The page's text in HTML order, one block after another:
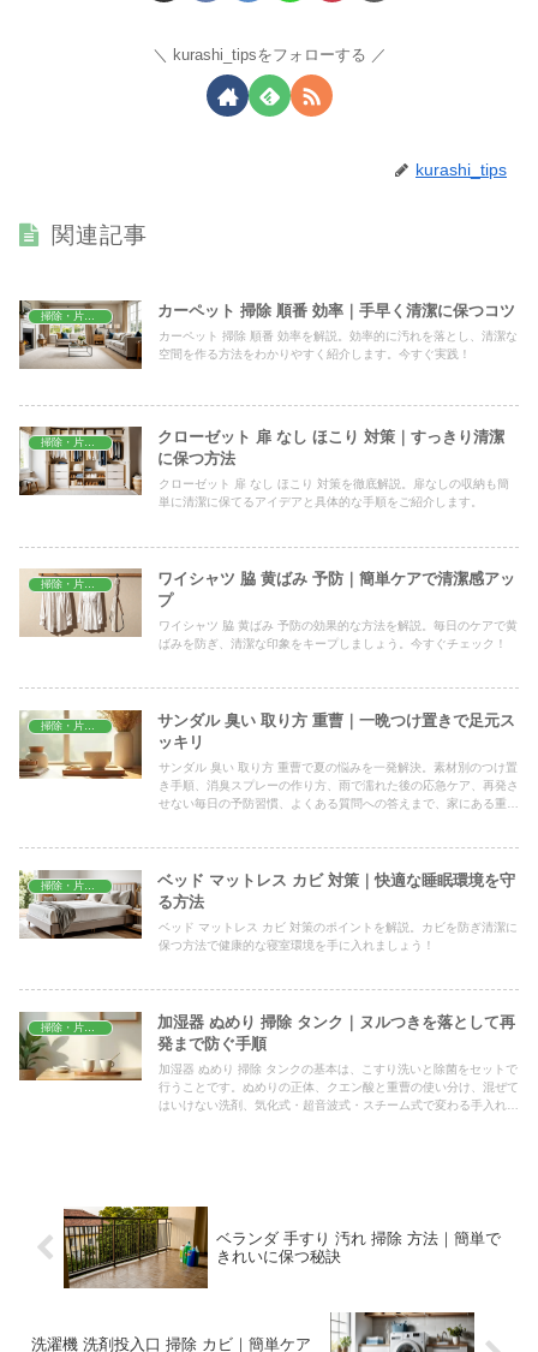
kurashi_tipsをフォローする
kurashi_tips
関連記事
カーペット 掃除 順番 効率｜手早く清潔に保つコツ
カーペット 掃除 順番 効率を解説。効率的に汚れを落とし、清潔な
空間を作る方法をわかりやすく紹介します。今すぐ実践！
掃除・片付け
クローゼット 扉 なし ほこり 対策｜すっきり清潔
に保つ方法
クローゼット 扉 なし ほこり 対策を徹底解説。扉なしの収納も簡
単に清潔に保てるアイデアと具体的な手順をご紹介します。
掃除・片付け
ワイシャツ 脇 黄ばみ 予防｜簡単ケアで清潔感アッ
プ
ワイシャツ 脇 黄ばみ 予防の効果的な方法を解説。毎日のケアで黄
ばみを防ぎ、清潔な印象をキープしましょう。今すぐチェック！
掃除・片付け
サンダル 臭い 取り方 重曹｜一晩つけ置きで足元ス
ッキリ
サンダル 臭い 取り方 重曹で夏の悩みを一発解決。素材別のつけ置
き手順、消臭スプレーの作り方、雨で濡れた後の応急ケア、再発さ
せない毎日の予防習慣、よくある質問への答えまで、家にある重曹
掃除・片付け
ベッド マットレス カビ 対策｜快適な睡眠環境を守
る方法
ベッド マットレス カビ 対策のポイントを解説。カビを防ぎ清潔に
保つ方法で健康的な寝室環境を手に入れましょう！
掃除・片付け
加湿器 ぬめり 掃除 タンク｜ヌルつきを落として再
発まで防ぐ手順
加湿器 ぬめり 掃除 タンクの基本は、こすり洗いと除菌をセットで
行うことです。ぬめりの正体、クエン酸と重曹の使い分け、混ぜて
はいけない洗剤、気化式・超音波式・スチーム式で変わる手入れ、
ベランダ 手すり 汚れ 掃除 方法｜簡単で
きれいに保つ秘訣
洗濯機 洗剤投入口 掃除 カビ｜簡単ケア